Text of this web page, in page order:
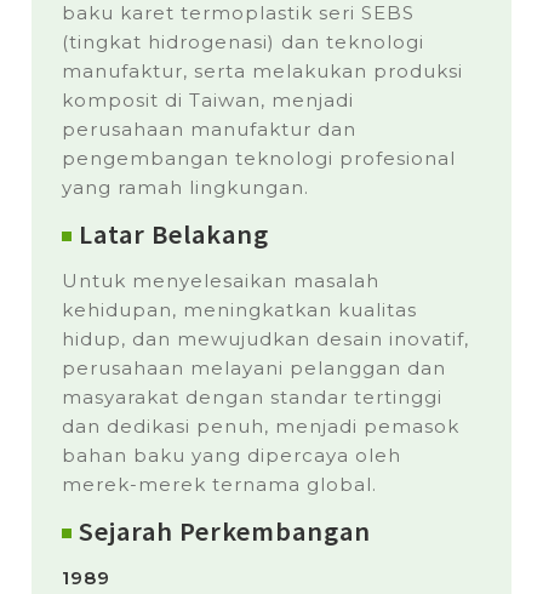
baku karet termoplastik seri SEBS
(tingkat hidrogenasi) dan teknologi
manufaktur, serta melakukan produksi
komposit di Taiwan, menjadi
perusahaan manufaktur dan
pengembangan teknologi profesional
yang ramah lingkungan.
Latar Belakang
Untuk menyelesaikan masalah
kehidupan, meningkatkan kualitas
hidup, dan mewujudkan desain inovatif,
perusahaan melayani pelanggan dan
masyarakat dengan standar tertinggi
dan dedikasi penuh, menjadi pemasok
bahan baku yang dipercaya oleh
merek-merek ternama global.
Sejarah Perkembangan
1989